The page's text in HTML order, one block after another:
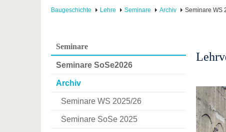
Baugeschichte Lehre Seminare Archiv Seminare WS
Seminare
Seminare SoSe2026
Archiv
Seminare WS 2025/26
Seminare SoSe 2025